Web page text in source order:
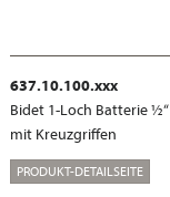
637.10.100.xxx
Bidet 1-Loch Batterie ½“
mit Kreuzgriffen
PRODUKT-DETAILSEITE